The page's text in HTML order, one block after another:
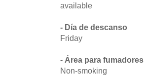
available
- Día de descanso
Friday
- Área para fumadores
Non-smoking